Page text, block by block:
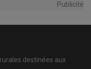
Publicité
destinées aux